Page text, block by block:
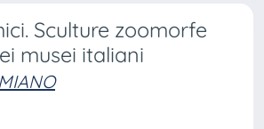
Sculture zoomorfe
musei italiani